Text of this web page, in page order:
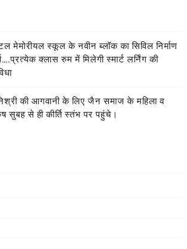
मेमोरीयल स्कूल के नवीन ब्लॉक का सिविल निर्माण
क्लास रुम में मिलेगी स्मार्ट लर्निंग की
की आगवानी के लिए जैन समाज के महिला व
सुबह से ही कीर्ति स्तंभ पर पहुंचे।